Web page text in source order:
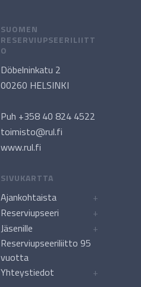
SUOMEN
RESERVIUPSEERILIITT
O
Döbelninkatu 2
00260 HELSINKI
Puh +358 40 824 4522
toimisto@rul.fi
www.rul.fi
SIVUKARTTA
Ajankohtaista
+
Reserviupseeri
+
Jäsenille
+
Reserviupseeriliitto 95
vuotta
Yhteystiedot
+